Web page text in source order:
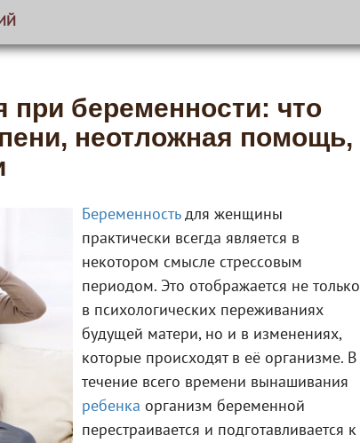
при беременности: что
неотложная помощь,
Беременностьдля женщины
практически всегда является в
некотором смысле стрессовым
периодом. Это отображается не только
в психологических переживаниях
будущей матери, но и в изменениях,
которые происходят в её организме. В
течение всего времени вынашивания
ребенка организм беременной
перестраивается и подготавливается к